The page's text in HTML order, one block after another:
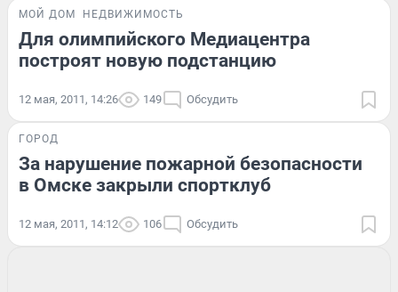
МОЙ ДОМ НЕДВИЖИМОСТЬ
Для олимпийского Медиацентра
построят новую подстанцию
12 мая, 2011, 14:26 149 Обсудить
ГОРОД
За нарушение пожарной безопасности
в Омске закрыли спортклуб
12 мая, 2011, 14:12 106 Обсудить